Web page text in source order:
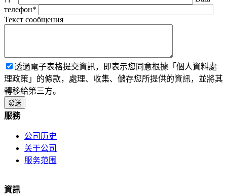
телефон*
Текст сообщения
透過電子表格提交資訊，即表示您同意根據「個人資料處
理政策」的條款，處理、收集、儲存您所提供的資訊，並將其
轉移給第三方。
服務
公司历史
关于公司
服务范围
資訊